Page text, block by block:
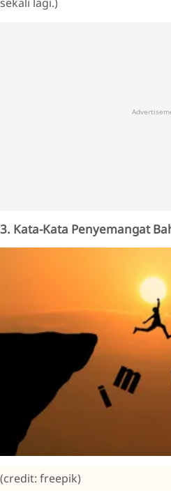
3. Kata-Kata Penyemangat
(credit: freepik)